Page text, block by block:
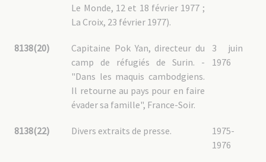
Le Monde, 12 et 18 février 1977 ;
La Croix, 23 février 1977).
8138(20)
3 juin
1976
Capitaine Pok Yan, directeur du
camp de réfugiés de Surin. -
"Dans les maquis cambodgiens.
Il retourne au pays pour en faire
évader sa famille", France-Soir.
8138(22)
1975-
1976
Divers extraits de presse.